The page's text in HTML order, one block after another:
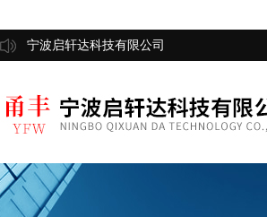
宁波启轩达科技有限公司